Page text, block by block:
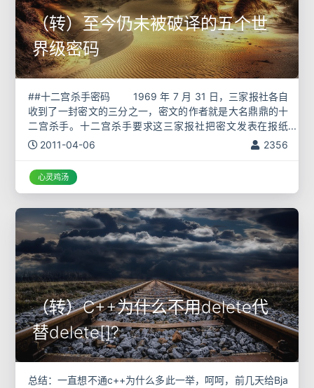
（转）至今仍未被破译的五个世
界级密码
##十二宫杀手密码 1969 年 7 月 31 日，三家报社各自
收到了一封密文的三分之一，密文的作者就是大名鼎鼎的十
二宫杀手。十二宫杀手要求这三家报社把密文发表在报纸
上，否则他将在当周周末再次杀人。三家报社只好照做。
2011-04-06 2356
心灵鸡汤
（转）C++为什么不用delete代
替delete[]?
总结：一直想不通c++为什么多此一举，呵呵，前几天给Bja